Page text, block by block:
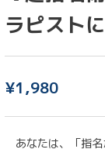
ラピスト
¥1,980
あなたは、「指名